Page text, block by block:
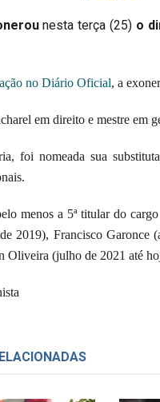
nesta terça (25) o
no Diário Oficial, a
em direito e mestre em
foi nomeada sua
menos a 5ª titular do
2019), Francisco Garonce
Oliveira (julho de 2021 até